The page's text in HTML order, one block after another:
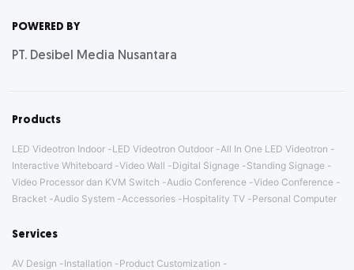
POWERED BY
PT. Desibel Media Nusantara
Products
LED Videotron Indoor LED Videotron Outdoor
All In One LED Videotron
Interactive Whiteboard Video Wall Digital Signage
Standing Signage
Video Processor dan KVM Switch
Audio Conference Video Conference
Bracket
Audio System Accessories Hospitality TV Personal Computer
Services
AV Design Installation
Product Customization